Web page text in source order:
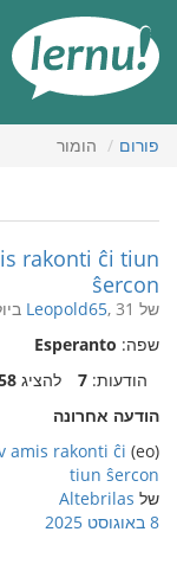
העניינים
פורום הומור
rakonti ĉi tiun
ŝercon
של Leopold65, 31 ביולי 2025
שפה: Esperanto
הודעות: 7 להציג
הודעה אחרונה
(eo)
amis rakonti ĉi
tiun ŝercon
של Altebrilas
8 באוגוסט 2025